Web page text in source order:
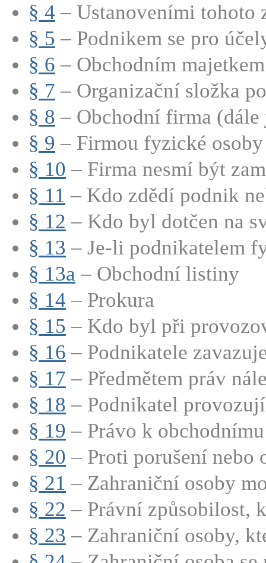
§ 4 – Ustanoveními tohoto
§ 5 – Podnikem se pro
§ 6 – Obchodním
§ 7 – Organizační složka
§ 8 – Obchodní firma
§ 9 – Firmou fyzické
§ 10 – Firma nesmí být
§ 11 – Kdo zdědí podnik
§ 12 – Kdo byl dotčen na
§ 13 – Je-li podnikatelem
§ 13a – Obchodní listiny
§ 14 – Prokura
§ 15 – Kdo byl při
§ 16 – Podnikatele
§ 17 – Předmětem práv
§ 18 – Podnikatel
§ 19 – Právo k
§ 20 – Proti porušení nebo
§ 21 – Zahraniční osoby
§ 22 – Právní způsobilost,
§ 23 – Zahraniční osoby,